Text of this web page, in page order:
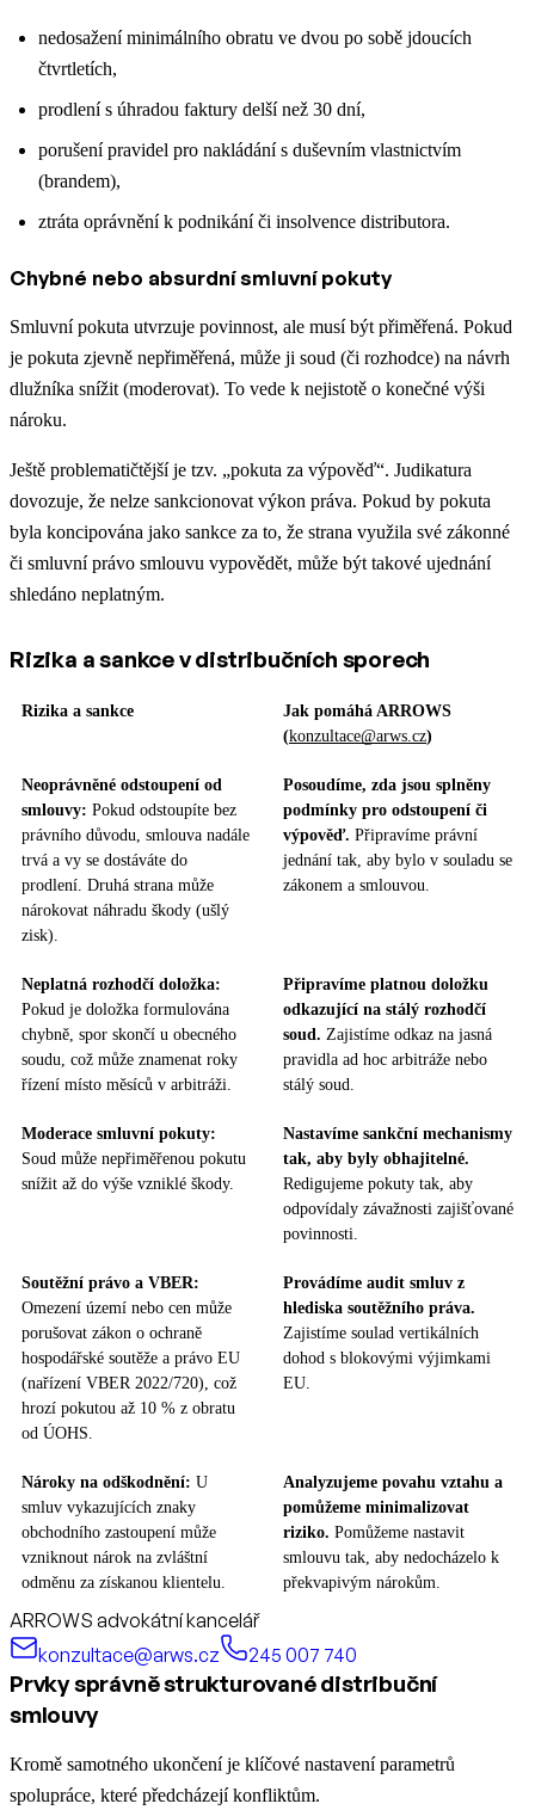
nedosažení minimálního obratu ve dvou po sobě jdoucích
čtvrtletích,
prodlení s úhradou faktury delší než 30 dní,
porušení pravidel pro nakládání s duševním vlastnictvím
(brandem),
ztráta oprávnění k podnikání či insolvence distributora.
Chybné nebo absurdní smluvní pokuty
Smluvní pokuta utvrzuje povinnost, ale musí být přiměřená. Pokud
je pokuta zjevně nepřiměřená, může ji soud (či rozhodce) na návrh
dlužníka snížit (moderovat). To vede k nejistotě o konečné výši
nároku.
Ještě problematičtější je tzv. „pokuta za výpověď“. Judikatura
dovozuje, že nelze sankcionovat výkon práva. Pokud by pokuta
byla koncipována jako sankce za to, že strana využila své zákonné
či smluvní právo smlouvu vypovědět, může být takové ujednání
shledáno neplatným.
Rizika a sankce v distribučních sporech
Rizika a sankce
Jak pomáhá ARROWS
(konzultace@arws.cz)
Neoprávněné odstoupení od
smlouvy: Pokud odstoupíte bez
právního důvodu, smlouva nadále
trvá a vy se dostáváte do
prodlení. Druhá strana může
nárokovat náhradu škody (ušlý
zisk).
Posoudíme, zda jsou splněny
podmínky pro odstoupení či
výpověď. Připravíme právní
jednání tak, aby bylo v souladu se
zákonem a smlouvou.
Neplatná rozhodčí doložka:
Pokud je doložka formulována
chybně, spor skončí u obecného
soudu, což může znamenat roky
řízení místo měsíců v arbitráži.
Připravíme platnou doložku
odkazující na stálý rozhodčí
soud. Zajistíme odkaz na jasná
pravidla ad hoc arbitráže nebo
stálý soud.
Moderace smluvní pokuty:
Soud může nepřiměřenou pokutu
snížit až do výše vzniklé škody.
Nastavíme sankční mechanismy
tak, aby byly obhajitelné.
Redigujeme pokuty tak, aby
odpovídaly závažnosti zajišťované
povinnosti.
Soutěžní právo a VBER:
Omezení území nebo cen může
porušovat zákon o ochraně
hospodářské soutěže a právo EU
(nařízení VBER 2022/720), což
hrozí pokutou až 10 % z obratu
od ÚOHS.
Provádíme audit smluv z
hlediska soutěžního práva.
Zajistíme soulad vertikálních
dohod s blokovými výjimkami
EU.
Nároky na odškodnění: U
smluv vykazujících znaky
obchodního zastoupení může
vzniknout nárok na zvláštní
odměnu za získanou klientelu.
Analyzujeme povahu vztahu a
pomůžeme minimalizovat
riziko. Pomůžeme nastavit
smlouvu tak, aby nedocházelo k
překvapivým nárokům.
ARROWS advokátní kancelář
konzultace@arws.cz
245 007 740
Prvky správně strukturované distribuční
smlouvy
Kromě samotného ukončení je klíčové nastavení parametrů
spolupráce, které předcházejí konfliktům.